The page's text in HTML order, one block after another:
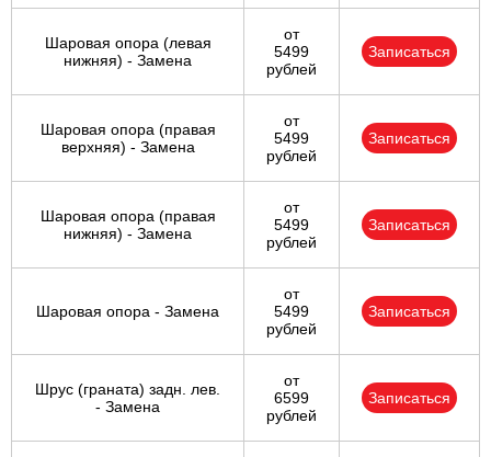
Шаровая опора (левая
нижняя) - Замена
от
5499
рублей
Записаться
Шаровая опора (правая
верхняя) - Замена
от
5499
рублей
Записаться
Шаровая опора (правая
нижняя) - Замена
от
5499
рублей
Записаться
Шаровая опора - Замена
от
5499
рублей
Записаться
Шрус (граната) задн. лев.
- Замена
от
6599
рублей
Записаться